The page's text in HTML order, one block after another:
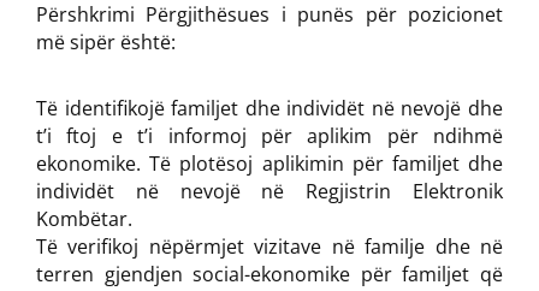
Përshkrimi Përgjithësues i punës për pozicionet
më sipër është:
Të identifikojë familjet dhe individët në nevojë dhe
t’i ftoj e t’i informoj për aplikim për ndihmë
ekonomike. Të plotësoj aplikimin për familjet dhe
individët në nevojë në Regjistrin Elektronik
Kombëtar.
Të verifikoj nëpërmjet vizitave në familje dhe në
terren gjendjen social-ekonomike për familjet që